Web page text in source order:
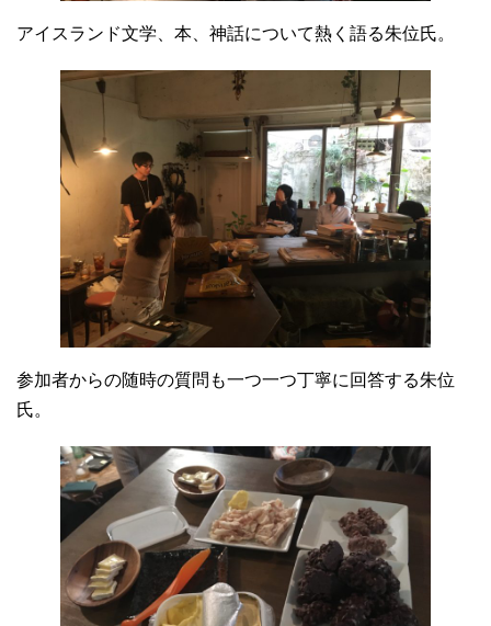
アイスランド文学、本、神話について熱く語る朱位氏。
参加者からの随時の質問も一つ一つ丁寧に回答する朱位
氏。